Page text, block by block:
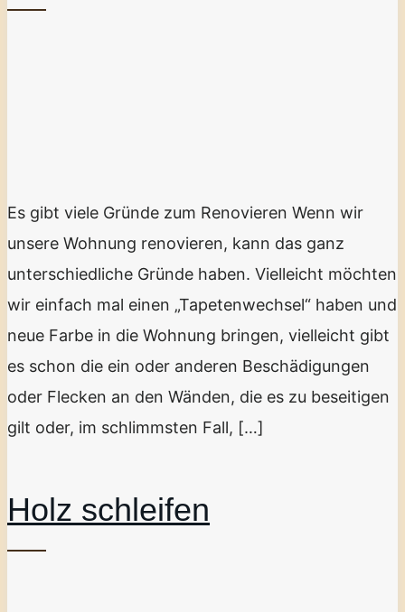
Es gibt viele Gründe zum Renovieren Wenn wir
unsere Wohnung renovieren, kann das ganz
unterschiedliche Gründe haben. Vielleicht möchten
wir einfach mal einen „Tapetenwechsel“ haben und
neue Farbe in die Wohnung bringen, vielleicht gibt
es schon die ein oder anderen Beschädigungen
oder Flecken an den Wänden, die es zu beseitigen
gilt oder, im schlimmsten Fall, […]
Holz schleifen